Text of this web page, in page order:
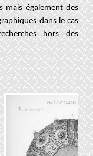
mais également des
dans le cas
hors des